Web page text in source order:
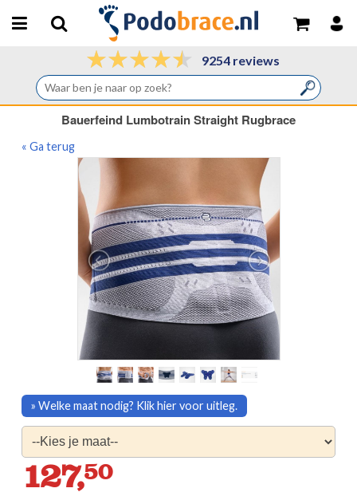
9254 reviews
Bauerfeind Lumbotrain Straight Rugbrace
« Ga terug
127,50
» Welke maat nodig? Klik hier voor uitleg.